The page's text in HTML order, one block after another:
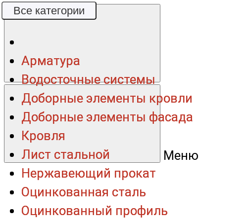
Меню
Все категории
Арматура
Водосточные системы
Доборные элементы кровли
Доборные элементы фасада
Кровля
Лист стальной
Нержавеющий прокат
Оцинкованная сталь
Оцинкованный профиль
Все категории
Арматура
Водосточные системы
Доборные элементы кровли
Доборные элементы фасада
Кровля
Лист стальной
Нержавеющий прокат
Оцинкованная сталь
Оцинкованный профиль